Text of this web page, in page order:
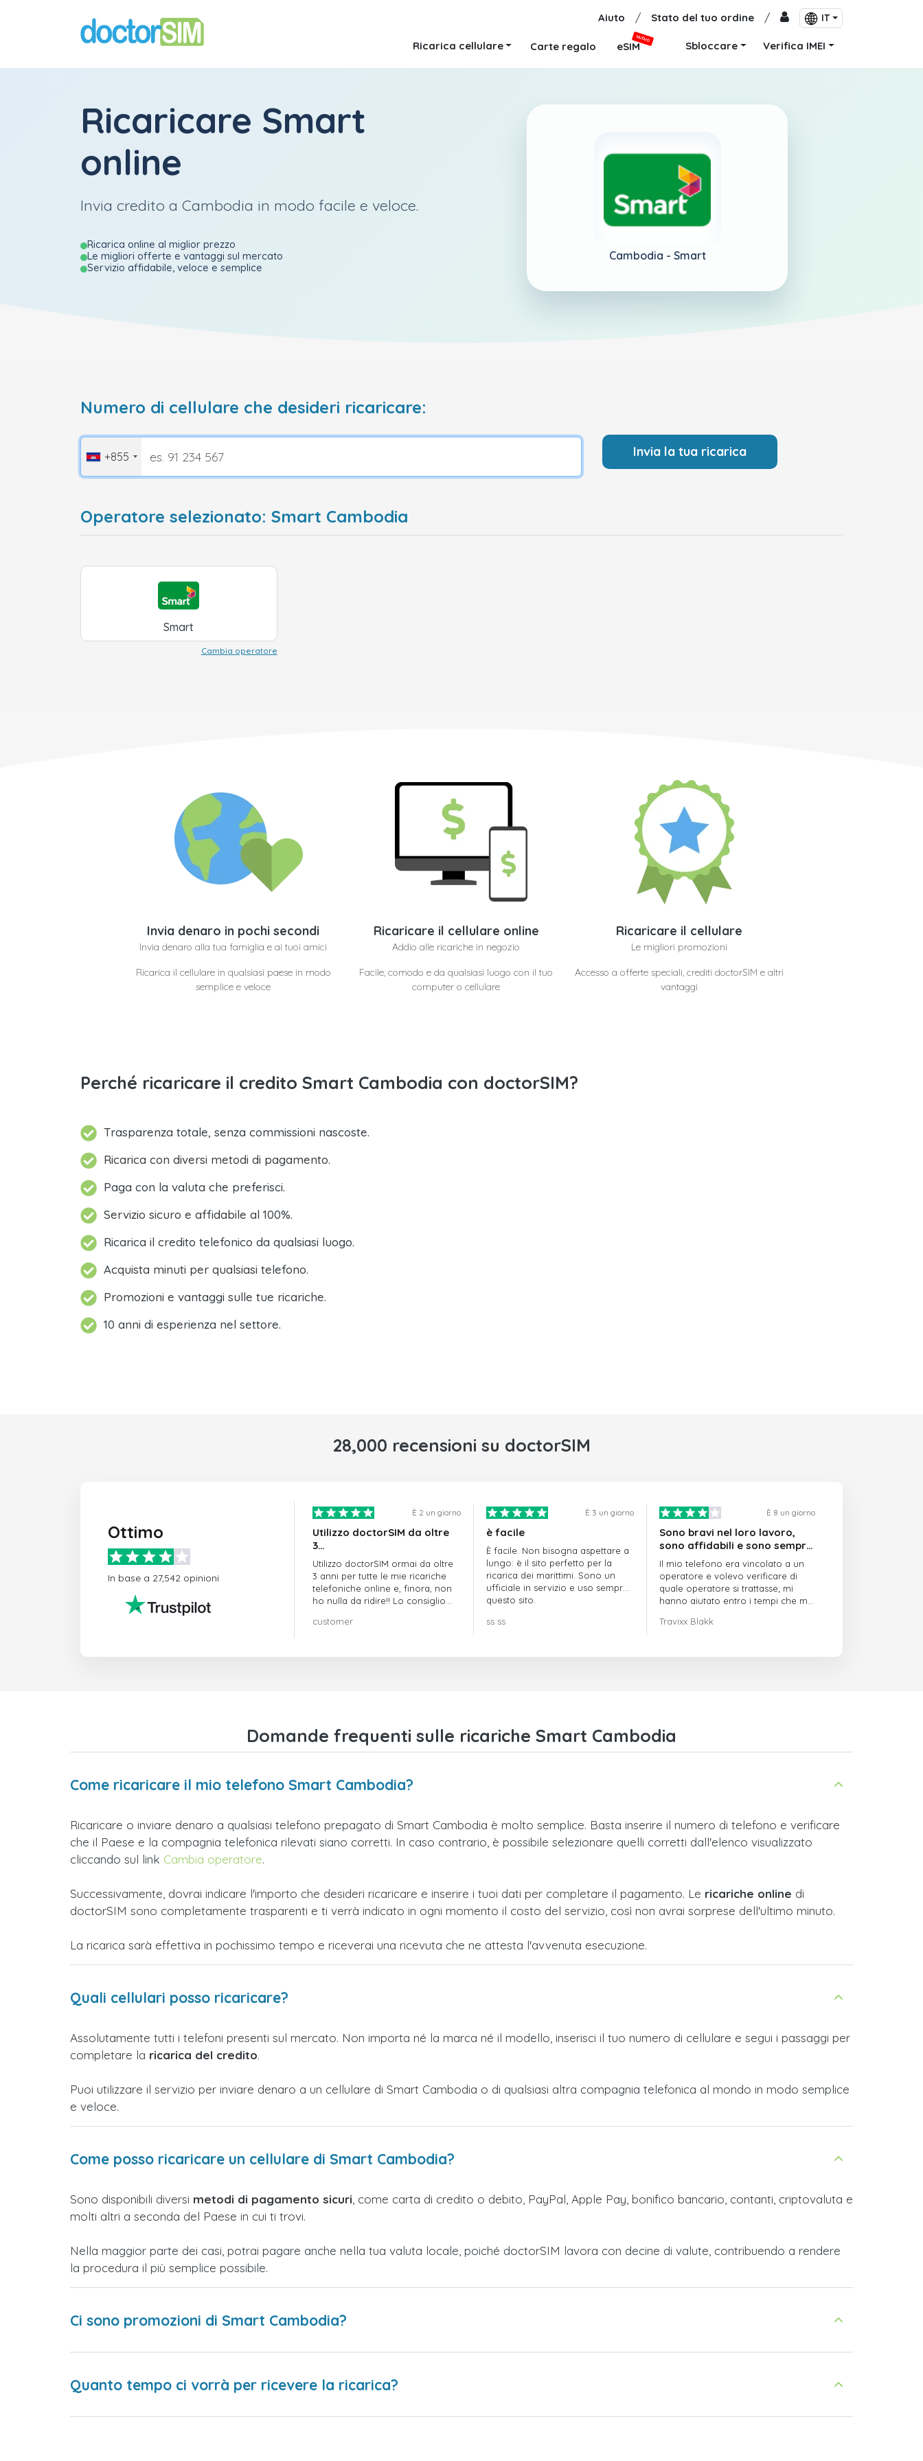
Aiuto / Stato del tuo ordine / IT
Ricarica cellulare Carte regalo eSIM
NUOVO
Sbloccare Verifica IMEI
Ricaricare Smart
online
Invia credito a Cambodia in modo facile e veloce.
Ricarica online al miglior prezzo
Le migliori offerte e vantaggi sul mercato
Servizio affidabile, veloce e semplice
Cambodia - Smart
Numero di cellulare che desideri ricaricare:
+855 Invia la tua ricarica
Operatore selezionato: Smart Cambodia
Smart
Cambia operatore
Invia denaro in pochi secondi
Invia denaro alla tua famiglia e ai tuoi amici
Ricarica il cellulare in qualsiasi paese in modo
semplice e veloce
Ricaricare il cellulare online
Addio alle ricariche in negozio
Facile, comodo e da qualsiasi luogo con il tuo
computer o cellulare
Ricaricare il cellulare
Le migliori promozioni
Accesso a offerte speciali, crediti doctorSIM e altri
vantaggi
Perché ricaricare il credito Smart Cambodia con doctorSIM?
Trasparenza totale, senza commissioni nascoste.
Ricarica con diversi metodi di pagamento.
Paga con la valuta che preferisci.
Servizio sicuro e affidabile al 100%.
Ricarica il credito telefonico da qualsiasi luogo.
Acquista minuti per qualsiasi telefono.
Promozioni e vantaggi sulle tue ricariche.
10 anni di esperienza nel settore.
28,000 recensioni su doctorSIM
Ottimo
In base a 27,542 opinioni
È 2 un giorno
Utilizzo doctorSIM da oltre
3…
Utilizzo doctorSIM ormai da oltre
3 anni per tutte le mie ricariche
telefoniche online e, finora, non
ho nulla da ridire!! Lo consiglio
customer
È 3 un giorno
è facile
È facile. Non bisogna aspettare a
lungo: è il sito perfetto per la
ricarica dei marittimi. Sono un
ufficiale in servizio e uso sempre
questo sito.
ss ss
È 8 un giorno
Sono bravi nel loro lavoro,
sono affidabili e sono sempre
puntuali
Il mio telefono era vincolato a un
operatore e volevo verificare di
quale operatore si trattasse; mi
hanno aiutato entro i tempi che mi
Travixx Blakk
Domande frequenti sulle ricariche Smart Cambodia
Come ricaricare il mio telefono Smart Cambodia?
Ricaricare o inviare denaro a qualsiasi telefono prepagato di Smart Cambodia è molto semplice. Basta inserire il numero di telefono e verificare
che il Paese e la compagnia telefonica rilevati siano corretti. In caso contrario, è possibile selezionare quelli corretti dall'elenco visualizzato
cliccando sul link Cambia operatore.
Successivamente, dovrai indicare l'importo che desideri ricaricare e inserire i tuoi dati per completare il pagamento. Le ricariche online di
doctorSIM sono completamente trasparenti e ti verrà indicato in ogni momento il costo del servizio, così non avrai sorprese dell'ultimo minuto.
La ricarica sarà effettiva in pochissimo tempo e riceverai una ricevuta che ne attesta l'avvenuta esecuzione.
Quali cellulari posso ricaricare?
Assolutamente tutti i telefoni presenti sul mercato. Non importa né la marca né il modello, inserisci il tuo numero di cellulare e segui i passaggi per
completare la ricarica del credito.
Puoi utilizzare il servizio per inviare denaro a un cellulare di Smart Cambodia o di qualsiasi altra compagnia telefonica al mondo in modo semplice
e veloce.
Come posso ricaricare un cellulare di Smart Cambodia?
Sono disponibili diversi metodi di pagamento sicuri , come carta di credito o debito, PayPal, Apple Pay, bonifico bancario, contanti, criptovaluta e
molti altri a seconda del Paese in cui ti trovi.
Nella maggior parte dei casi, potrai pagare anche nella tua valuta locale, poiché doctorSIM lavora con decine di valute, contribuendo a rendere
la procedura il più semplice possibile.
Ci sono promozioni di Smart Cambodia?
Quanto tempo ci vorrà per ricevere la ricarica?